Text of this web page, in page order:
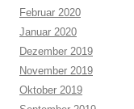
Februar 2020
Januar 2020
Dezember 2019
November 2019
Oktober 2019